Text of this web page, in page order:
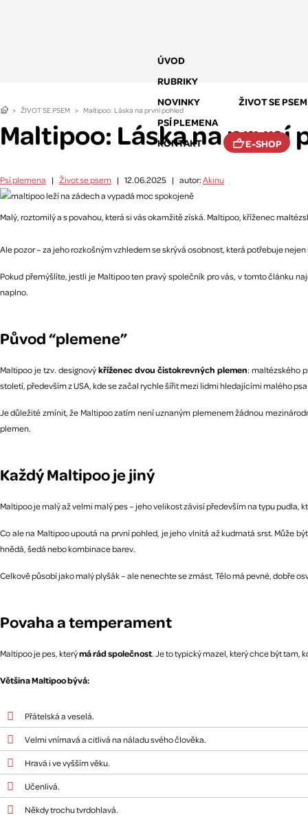
ÚVOD
RUBRIKY
NOVINKY
ŽIVOT SE PSEM
PSÍ PLEMENA
KONTAKT
E-SHOP
ŽIVOT SE PSEM Maltipoo: Láska na první pohled
Maltipoo: Láska na první
Psí plemena | Život se psem | 12.06.2025 | autor:Akinu
Malý, roztomilý a s povahou, která si vás okamžitě získá. Maltipoo, kříženec
Ale pozor – za jeho rozkošným vzhledem se skrývá osobnost, která potřebuje
Pokud přemýšlíte, jestli je Maltipoo ten pravý společník pro vás, v tomto článku
naplno.
Původ “plemene”
Maltipoo je tzv. designovýkříženec dvou čistokrevných plemen: maltézského
století, především z USA, kde se začal rychle šířit mezi lidmi hledajícími malého
Je důležité zmínit, že Maltipoo zatím není uznaným plemenem žádnou
plemen.
Každý Maltipoo je jiný
Maltipoo je malý až velmi malý pes – jeho velikost závisí především na typu pudla,
Co ale na Maltipoo upoutá na první pohled, je jeho vlnitá až kudrnatá srst. Může
hnědá, šedá nebo kombinace barev.
Celkově působí jako malý plyšák – ale nenechte se zmást. Tělo má pevné, dobře
Povaha a temperament
Maltipoo je pes, kterýmá rád společnost. Je to typický mazel, který chce být tam,
Většina Maltipoo bývá:
Přátelská a veselá.
Velmi vnímavá a citlivá na náladu svého člověka.
Hravá i ve vyšším věku.
Učenlivá.
Někdy trochu tvrdohlavá.